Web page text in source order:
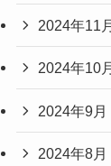
2024年11
2024年10月
2024年9月
2024年8月